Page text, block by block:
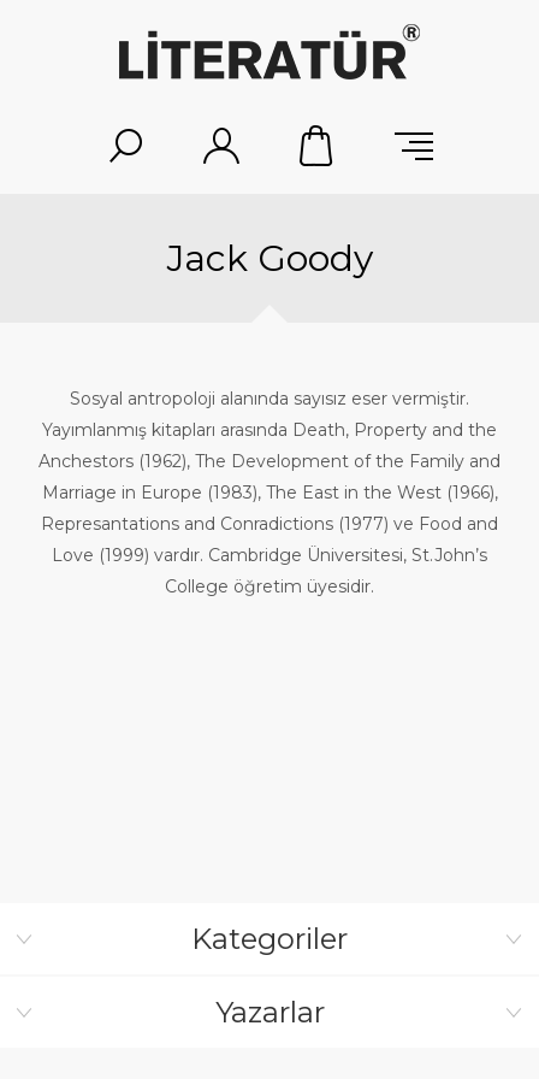
Jack Goody
Sosyal antropoloji alanında sayısız eser vermiştir.
Yayımlanmış kitapları arasında Death, Property and the
Anchestors (1962), The Development of the Family and
Marriage in Europe (1983), The East in the West (1966),
Represantations and Conradictions (1977) ve Food and
Love (1999) vardır. Cambridge Üniversitesi, St.John’s
College öğretim üyesidir.
Kategoriler
Yazarlar